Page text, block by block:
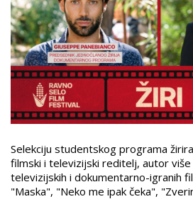
Selekciju studentskog programa
filmski i televizijski reditelj, autor više
televizijskih i dokumentarno-igranih
"Maska", "Neko me ipak čeka",